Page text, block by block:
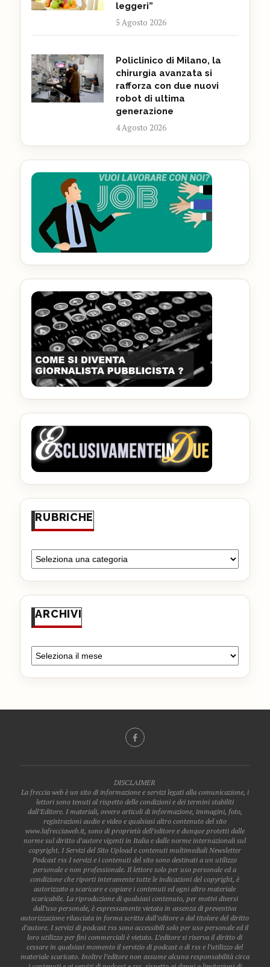
leggeri”
5 Agosto 2026
Policlinico di Milano, la
chirurgia avanzata si
rafforza con due nuovi
robot di ultima
generazione
4 Agosto 2026
RUBRICHE
ARCHIVI
DISCLAIMER
La freccia web è un sito di informazione e servizi legati alla comunicazione, i
lettori sono tenuti al rispetto delle condizioni e dei termini stabiliti
dall’Editore. I materiali, ovvero articoli di informazione, immagini, foto,
registrazioni audio e video e qualsiasi altro contenuto del sito
www.lafrecciaweb.it, sono di proprietà dell’editore e dunque protetti dalle
norme sul diritto d’autore vigenti in Italia e dalle norme internazionali sul
copyright. I Servizi del Sito Upload e contenuti multimediali Newsletter
Podcast rss I servizi e i contenuti del sito sono destinati a un utilizzo
personale e non professionale. Il lettore solo per uso personale ed a
condizione che riporti interamente tutte le indicazioni del copyright, è
autorizzato a scaricare e copiare i contenuti ed ogni altro materiale
scaricabile. La riproduzione di qualsiasi contenuto, per motivi diversi
dall’uso personale, è espressamente vietata in assenza di preventiva
autorizzazione rilasciata in forma scritta dall’editore o dal titolare del diritto
d’autore. I servizi di podcast rss sono accessibili solo per uso personale ed il
loro utilizzo per fini commerciali è vietato. L’editore si riserva il diritto di
cessare in qualsiasi momento il servizio di podcast o di rss e l’utilizzo del
materiale scaricato. Inoltre l’editore non assume alcuna responsabilità circa